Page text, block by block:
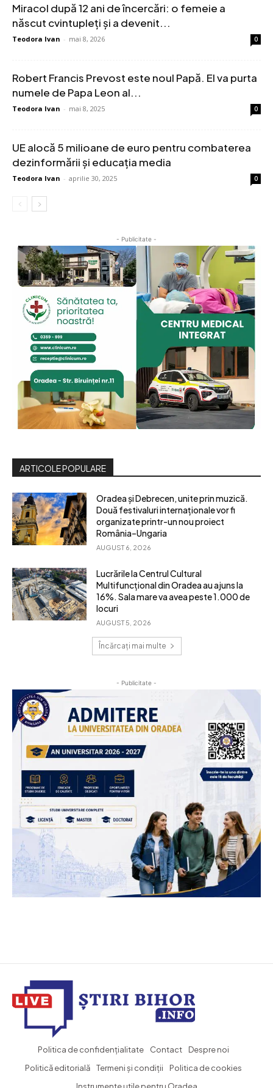
Miracol după 12 ani de încercări: o femeie a
născut cvintupleți și a devenit...
Teodora Ivan - mai 8, 2026 0
Robert Francis Prevost este noul Papă. El va purta
numele de Papa Leon al...
Teodora Ivan - mai 8, 2025 0
UE alocă 5 milioane de euro pentru combaterea
dezinformării și educația media
Teodora Ivan - aprilie 30, 2025 0
- Publicitate -
ARTICOLE POPULARE
Oradea și Debrecen, unite prin muzică.
Două festivaluri internaționale vor fi
organizate printr-un nou proiect
România–Ungaria
AUGUST 6, 2026
Lucrările la Centrul Cultural
Multifuncțional din Oradea au ajuns la
16%. Sala mare va avea peste 1.000 de
locuri
AUGUST 5, 2026
Încărcați mai multe
- Publicitate -
Politica de confidențialitate Contact
Despre noi
Politică editorială
Termeni și condiții
Politica de cookies